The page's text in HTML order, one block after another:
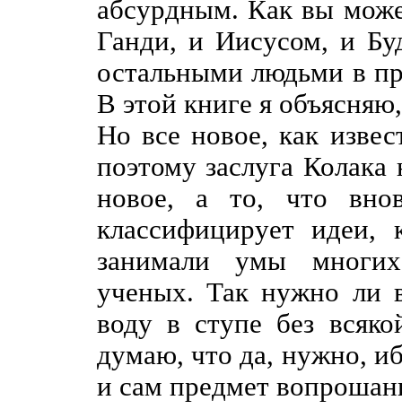
абсурдным. Как вы
Ганди, и Иисусом, и
остальными людьми в
В этой книге я
Но все новое, как
поэтому заслуга
новое, а то, что
классифицирует
занимали умы
ученых. Так нужно ли
воду в ступе без
думаю, что да, нужно,
и сам предмет